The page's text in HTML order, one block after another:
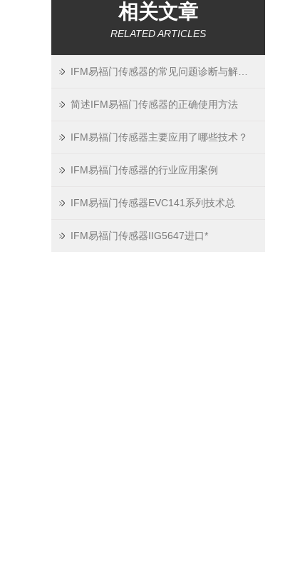
相关文章
RELATED ARTICLES
简述IFM易福门传感器的正确使用方法
IFM易福门传感器主要应用了哪些技术？
IFM易福门传感器的行业应用案例
IFM易福门传感器EVC141系列技术总
IFM易福门传感器IIG5647进口*